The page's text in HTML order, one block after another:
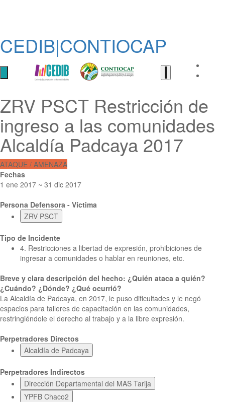
CEDIB|CONTIOCAP
ZRV PSCT Restricción de
ingreso a las comunidades
Alcaldía Padcaya 2017
ATAQUE / AMENAZA
Fechas
1 ene 2017 ~ 31 dic 2017
Persona Defensora - Víctima
ZRV PSCT
Tipo de Incidente
4. Restricciones a libertad de expresión, prohibiciones de
ingresar a comunidades o hablar en reuniones, etc.
Breve y clara descripción del hecho: ¿Quién ataca a quién?
¿Cuándo? ¿Dónde? ¿Qué ocurrió?
La Alcaldía de Padcaya, en 2017, le puso dificultades y le negó
espacios para talleres de capacitación en las comunidades,
restringiéndole el derecho al trabajo y a la libre expresión.
Perpetradores Directos
Alcaldía de Padcaya
Perpetradores Indirectos
Dirección Departamental del MAS Tarija
YPFB Chaco2